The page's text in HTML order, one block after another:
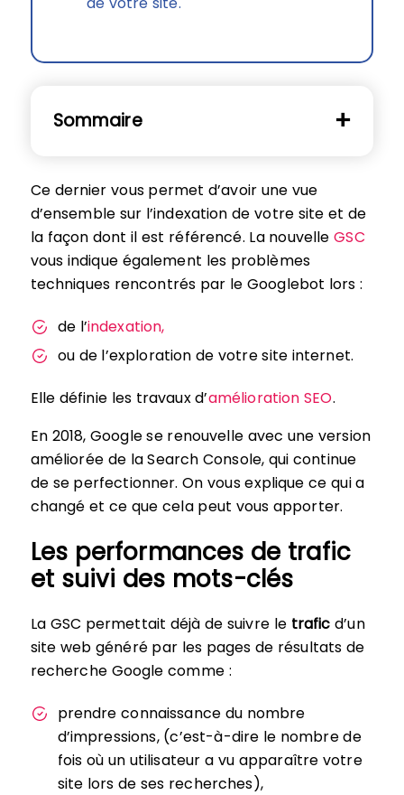
Sommaire
Ce dernier vous permet d’avoir une vue
d’ensemble sur l’indexation de votre site et de
la façon dont il est référencé. La nouvelleGSC
vous indique également les problèmes
techniques rencontrés par le Googlebot lors :
de l’indexation,
ou de l’exploration de votre site internet.
Elle définie les travaux d’amélioration SEO.
En 2018, Google se renouvelle avec une version
améliorée de la Search Console, qui continue
de se perfectionner. On vous explique ce qui a
changé et ce que cela peut vous apporter.
Les performances de trafic
et suivi des mots-clés
La GSC permettait déjà de suivre le trafic d’un
site web généré par les pages de résultats de
recherche Google comme :
prendre connaissance du nombre
d’impressions, (c’est-à-dire le nombre de
fois où un utilisateur a vu apparaître votre
site lors de ses recherches),